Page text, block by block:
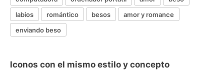
labios
romántico besos
amor y romance
enviando beso
Iconos con el mismo estilo y concepto